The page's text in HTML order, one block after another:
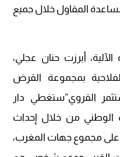
المقاول خلال جميع
أبرزت حنان عجلي،
بمجموعة القرض
القروي”ستغطي دار
الوطني من خلال إحداث
مجموع جهات المغرب،